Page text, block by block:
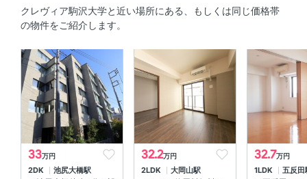
室内設備
部屋の特徴
角部屋 、 バルコニー 、 南向き 、 ウォークインクローゼ
ット
クレヴィア駒沢大学と近い場所にある、もしくは同じ価格帯
の物件をご紹介します。
33万円
2DK 池尻大橋駅
32.2万円
2LDK 大岡山駅
32.7万円
1LDK 五反田